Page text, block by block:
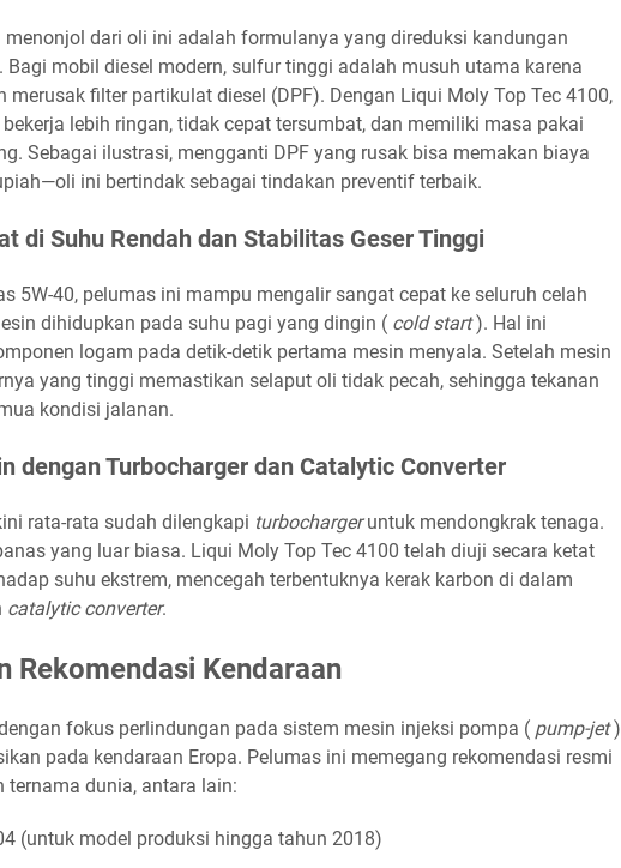
dari oli ini adalah formulanya yang direduksi kandungan
Bagi mobil diesel modern, sulfur tinggi adalah musuh utama karena
merusak filter partikulat diesel (DPF). Dengan Liqui Moly Top Tec 4100,
lebih ringan, tidak cepat tersumbat, dan memiliki masa pakai
Sebagai ilustrasi, mengganti DPF yang rusak bisa memakan biaya
ini bertindak sebagai tindakan preventif terbaik.
di Suhu Rendah dan Stabilitas Geser Tinggi
5W-40, pelumas ini mampu mengalir sangat cepat ke seluruh celah
dihidupkan pada suhu pagi yang dingin ( cold start). Hal ini
logam pada detik-detik pertama mesin menyala. Setelah mesin
yang tinggi memastikan selaput oli tidak pecah, sehingga tekanan
kondisi jalanan.
dengan Turbocharger dan Catalytic Converter
rata-rata sudah dilengkapi turbochargeruntuk mendongkrak tenaga.
yang luar biasa. Liqui Moly Top Tec 4100 telah diuji secara ketat
suhu ekstrem, mencegah terbentuknya kerak karbon di dalam
catalytic converter.
Rekomendasi Kendaraan
fokus perlindungan pada sistem mesin injeksi pompa ( pump-jet)
pada kendaraan Eropa. Pelumas ini memegang rekomendasi resmi
ternama dunia, antara lain:
(untuk model produksi hingga tahun 2018)